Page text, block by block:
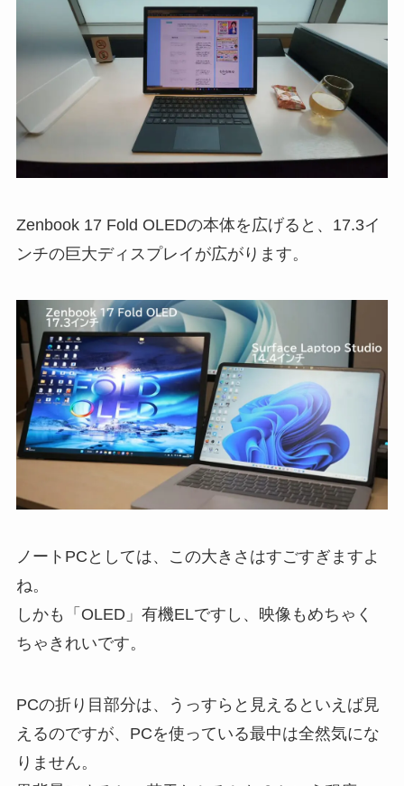
Zenbook 17 Fold OLEDの本体を広げると、17.3イ
ンチの巨大ディスプレイが広がります。
ノートPCとしては、この大きさはすごすぎますよ
ね。
しかも「OLED」有機ELですし、映像もめちゃく
ちゃきれいです。
PCの折り目部分は、うっすらと見えるといえば見
えるのですが、PCを使っている最中は全然気にな
りません。